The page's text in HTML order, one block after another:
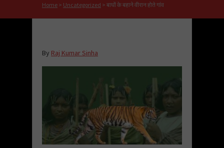
Home > Uncategorized > बाघों के बहाने वीरान होते गांव
By Raj Kumar Sinha